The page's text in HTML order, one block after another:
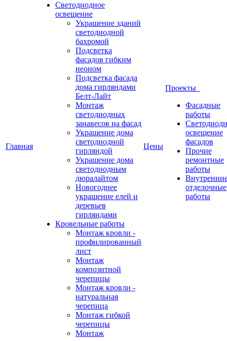
Главная
Светодиодное
освещение
Украшение зданий
светодиодной
бахромой
Подсветка
фасадов гибким
неоном
Подсветка фасада
дома гирляндами
Белт-Лайт
Монтаж
светодиодных
занавесов на фасад
Украшение дома
светодиодной
гирляндой
Украшение дома
светодиодным
дюралайтом
Новогоднее
украшение елей и
деревьев
гирляндами
Кровельные работы
Монтаж кровли -
профилированный
лист
Монтаж
композитной
черепицы
Монтаж кровли -
натуральная
черепица
Монтаж гибкой
черепицы
Монтаж
Цены
Проекты
Фасадные
работы
освещение
фасадов
Прочие
ремонтные
работы
отделочные
работы